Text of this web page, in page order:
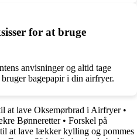
for at bruge
anvisninger og altid tage
bagepapir i din airfryer.
at lave Oksemørbrad i Airfryer•
Bønneretter• Forskel på
at lave lækker kylling og pommes